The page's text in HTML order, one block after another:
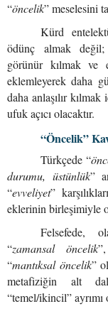
“öncelik” meselesini
Kürd
ödünç almak
görünür kılmak ve
eklemleyerek daha
daha anlaşılır
ufuk açıcı olacaktır.
“Öncelik”
Türkçede “
durumu, üstünlük”
“evveliyet”
eklerinin birleşimiyle
Felsefede,
“zamansal öncelik
“mantıksal öncelik”
metafiziğin alt
“temel/ikincil” ayrımı